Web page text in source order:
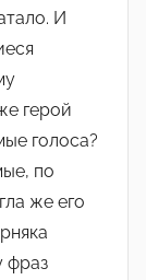
И
герой
голоса?
по
же его
фраз